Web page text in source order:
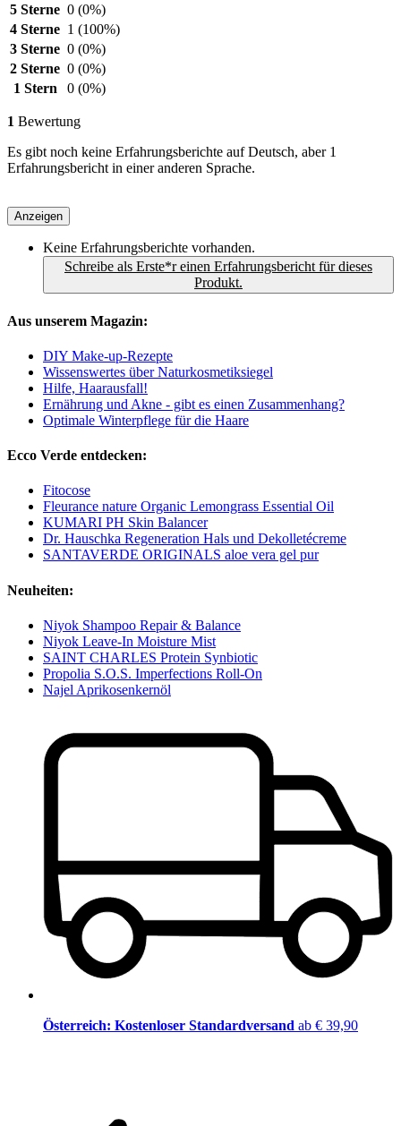
5 Sterne 0 (0%)
4 Sterne 1 (100%)
3 Sterne 0 (0%)
2 Sterne 0 (0%)
1 Stern
0 (0%)
1 Bewertung
Es gibt noch keine Erfahrungsberichte auf Deutsch, aber 1
Erfahrungsbericht in einer anderen Sprache.
Anzeigen
Keine Erfahrungsberichte vorhanden.
Schreibe als Erste*r einen Erfahrungsbericht für dieses
Produkt.
Aus unserem Magazin:
DIY Make-up-Rezepte
Wissenswertes über Naturkosmetiksiegel
Hilfe, Haarausfall!
Ernährung und Akne - gibt es einen Zusammenhang?
Optimale Winterpflege für die Haare
Ecco Verde entdecken:
Fitocose
Fleurance nature Organic Lemongrass Essential Oil
KUMARI PH Skin Balancer
Dr. Hauschka Regeneration Hals und Dekolletécreme
SANTAVERDE ORIGINALS aloe vera gel pur
Neuheiten:
Niyok Shampoo Repair & Balance
Niyok Leave-In Moisture Mist
SAINT CHARLES Protein Synbiotic
Propolia S.O.S. Imperfections Roll-On
Najel Aprikosenkernöl
Österreich: Kostenloser Standardversand ab € 39,90